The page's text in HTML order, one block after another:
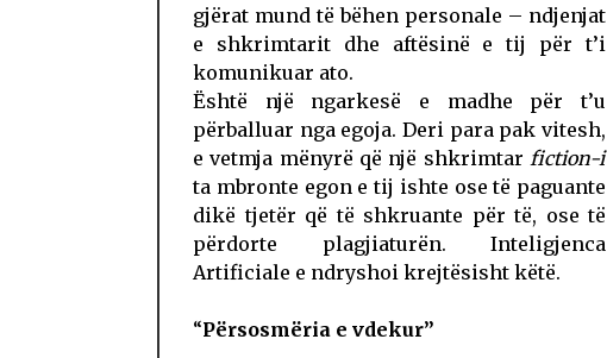
gjërat mund të bëhen personale – ndjenjat
e shkrimtarit dhe aftësinë e tij për t’i
komunikuar ato.
Është një ngarkesë e madhe për t’u
përballuar nga egoja. Deri para pak vitesh,
e vetmja mënyrë që një shkrimtar fiction-i
ta mbronte egon e tij ishte ose të paguante
dikë tjetër që të shkruante për të, ose të
përdorte plagjiaturën. Inteligjenca
Artificiale e ndryshoi krejtësisht këtë.
“Përsosmëria e vdekur”